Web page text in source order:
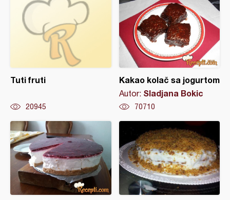
Tuti fruti
20945
Kakao kolač sa jogurtom
Autor: Sladjana Bokic
70710